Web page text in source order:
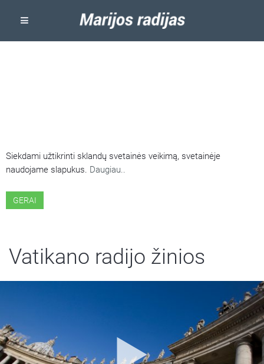
Siekdami užtikrinti sklandų svetainės veikimą, svetainėje
naudojame slapukus. Daugiau..
GERAI
Vatikano radijo žinios